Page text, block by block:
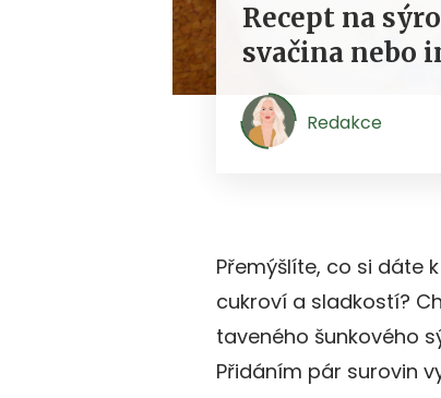
Recept na
svačina nebo
Redakce
Přemýšlíte, co si dáte
cukroví a sladkostí?
taveného šunkového
Přidáním pár surovin